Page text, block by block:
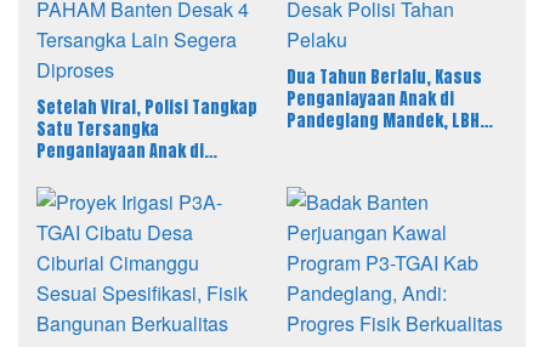
Setelah Viral, Polisi Tangkap
Satu Tersangka
Penganiayaan Anak di
Banten Desak 4 Tersangka
Lain Segera Diproses
Dua Tahun Berlalu, Kasus
Penganiayaan Anak di
Pandeglang Mandek, LBH